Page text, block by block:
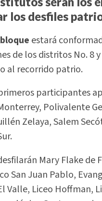
los desfiles
estará
de los distritos No. 8
al recorrido patrio.
participantes
Polivalente
Zelaya, Salem
Mary Flake de
San Juan Pablo,
Valle, Liceo Hoffman,